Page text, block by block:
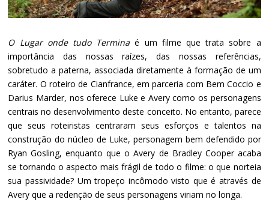
O Lugar onde tudo Terminaé um filme que trata sobre a
importância das nossas raízes, das nossas referências,
sobretudo a paterna, associada diretamente à formação de um
caráter. O roteiro de Cianfrance, em parceria com Bem Coccio e
Darius Marder, nos oferece Luke e Avery como os personagens
centrais no desenvolvimento deste conceito. No entanto, parece
que seus roteiristas centraram seus esforços e talentos na
construção do núcleo de Luke, personagem bem defendido por
Ryan Gosling, enquanto que o Avery de Bradley Cooper acaba
se tornando o aspecto mais frágil de todo o filme: o que norteia
sua passividade? Um tropeço incômodo visto que é através de
Avery que a redenção de seus personagens viriam no longa.